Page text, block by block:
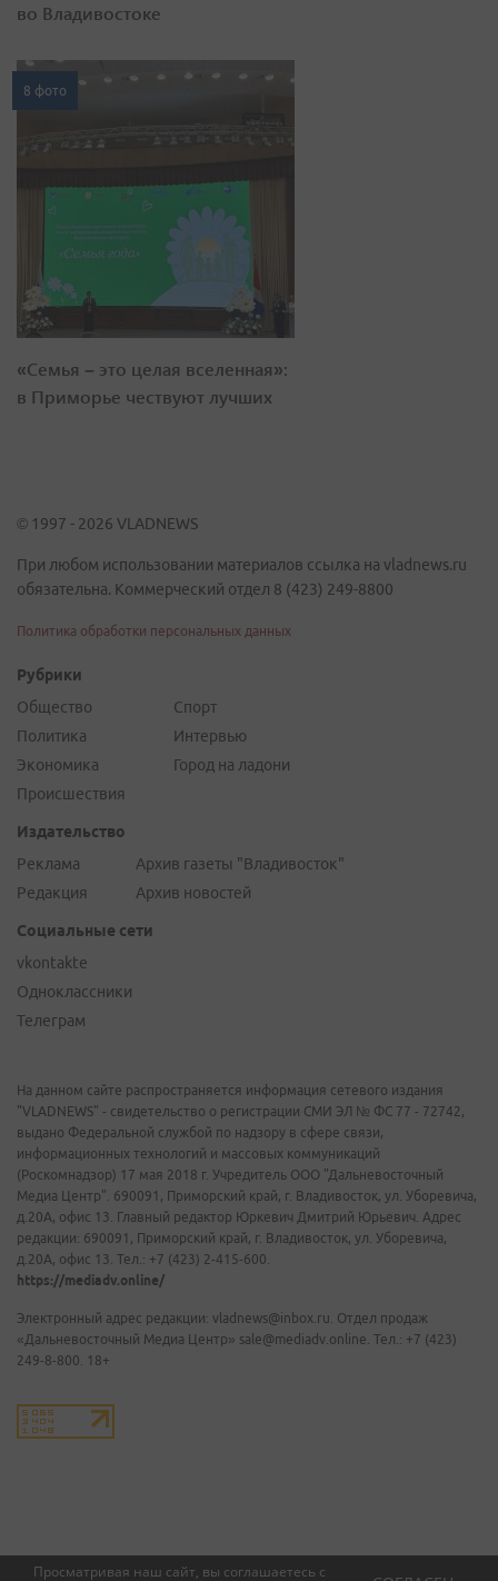
Просматривая наш сайт, вы соглашаетесь с
во Владивостоке
8 фото
«Семья – это целая вселенная»:
в Приморье чествуют лучших
© 1997 - 2026 VLADNEWS
При любом использовании материалов ссылка на vladnews.ru
обязательна. Коммерческий отдел 8 (423) 249-8800
Политика обработки персональных данных
Рубрики
Общество
Политика
Экономика
Происшествия
Спорт
Интервью
Город на ладони
Издательство
Реклама
Редакция
Архив газеты "Владивосток"
Архив новостей
Социальные сети
vkontakte
Одноклассники
Телеграм
На данном сайте распространяется информация сетевого издания
"VLADNEWS" - свидетельство о регистрации СМИ ЭЛ № ФС 77 - 72742,
выдано Федеральной службой по надзору в сфере связи,
информационных технологий и массовых коммуникаций
(Роскомнадзор) 17 мая 2018 г. Учредитель ООО "Дальневосточный
Медиа Центр". 690091, Приморский край, г. Владивосток, ул. Уборевича,
д.20А, офис 13. Главный редактор Юркевич Дмитрий Юрьевич. Адрес
редакции: 690091, Приморский край, г. Владивосток, ул. Уборевича,
д.20А, офис 13. Тел.: +7 (423) 2-415-600.
https://mediadv.online/
Электронный адрес редакции: vladnews@inbox.ru. Отдел продаж
«Дальневосточный Медиа Центр» sale@mediadv.online. Тел.: +7 (423)
249-8-800. 18+